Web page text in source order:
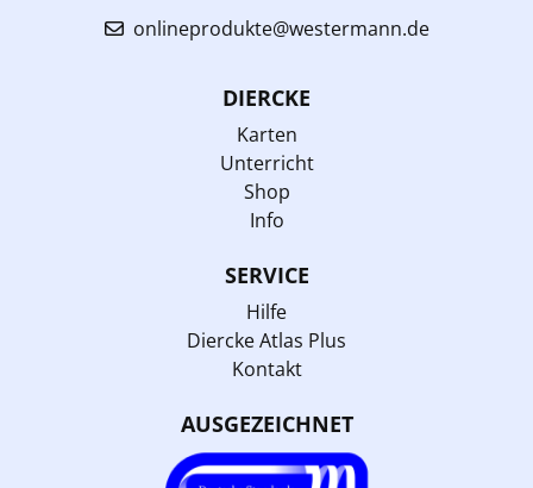
onlineprodukte@westermann.de
DIERCKE
Karten
Unterricht
Shop
Info
SERVICE
Hilfe
Diercke Atlas Plus
Kontakt
AUSGEZEICHNET